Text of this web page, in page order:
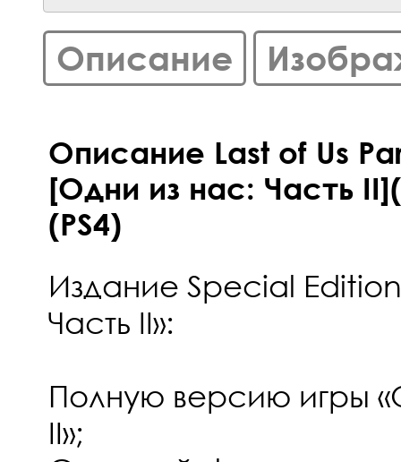
Описание
Описание Last of Us
[Одни из нас: Часть
(PS4)
Издание Special
Часть II»:
Полную версию игры
II»;